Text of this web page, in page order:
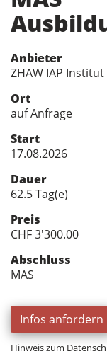
Anbieter
ZHAW IAP
Ort
auf Anfrage
Start
17.08.2026
Dauer
62.5 Tag(e)
Preis
CHF 3'300.00
Abschluss
MAS
Infos anfordern
Hinweis zum